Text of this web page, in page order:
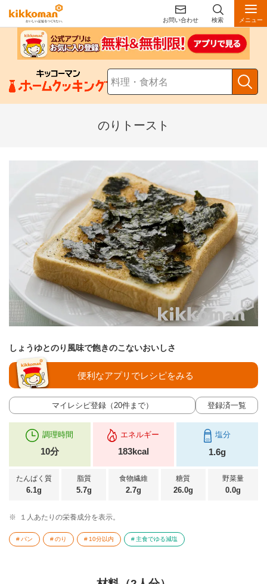
お問い合わせ 検索 メニュー
のりトースト
しょうゆとのり風味で飽きのこないおいしさ
マイレシピ登録（20件まで） 登録済一覧
便利なアプリでレシピをみる
調理時間
10分
エネルギー
183kcal
塩分
1.6g
たんぱく質
6.1g
脂質
5.7g
食物繊維
2.7g
糖質
26.0g
野菜量
0.0g
※ １人あたりの栄養成分を表示。
パン のり 10分以内 主食でゆる減塩